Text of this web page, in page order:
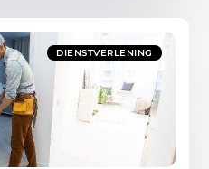
DIENSTVERLENING